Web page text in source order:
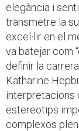
elegància i
transmetre la
excel·lir en el
va batejar com
definir la
Katharine
interpretacions
estereotips
complexos